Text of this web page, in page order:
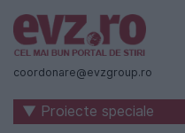
Știri
naționale
internaționale
coordonare@evzgroup.ro
▼ Proiecte speciale